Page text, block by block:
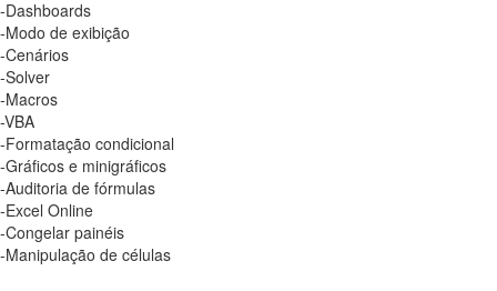
-Dashboards
-Modo de exibição
-Cenários
-Solver
-Macros
-VBA
-Formatação condicional
-Gráficos e minigráficos
-Auditoria de fórmulas
-Excel Online
-Congelar painéis
-Manipulação de células